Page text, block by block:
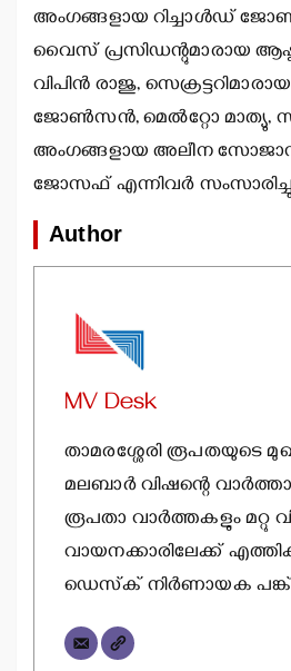
അംഗങ്ങളായ റിച്ചാള്‍ഡ്
വൈസ് പ്രസിഡന്റുമാരായ
വിപിന്‍ രാജു,
ജോണ്‍സന്‍, മെല്‍റ്റോ മാത്യു,
അംഗങ്ങളായ അലീന
ജോസഫ് എന്നിവര്‍
Author
MV Desk
താമരശ്ശേരി രൂപതയുടെ
മലബാര്‍ വിഷന്റെ വാര്‍ത്താ
രൂപതാ വാര്‍ത്തകളും മറ്റു
വായനക്കാരിലേക്ക്
ഡെസ്‌ക് നിര്‍ണായക പങ്ക്